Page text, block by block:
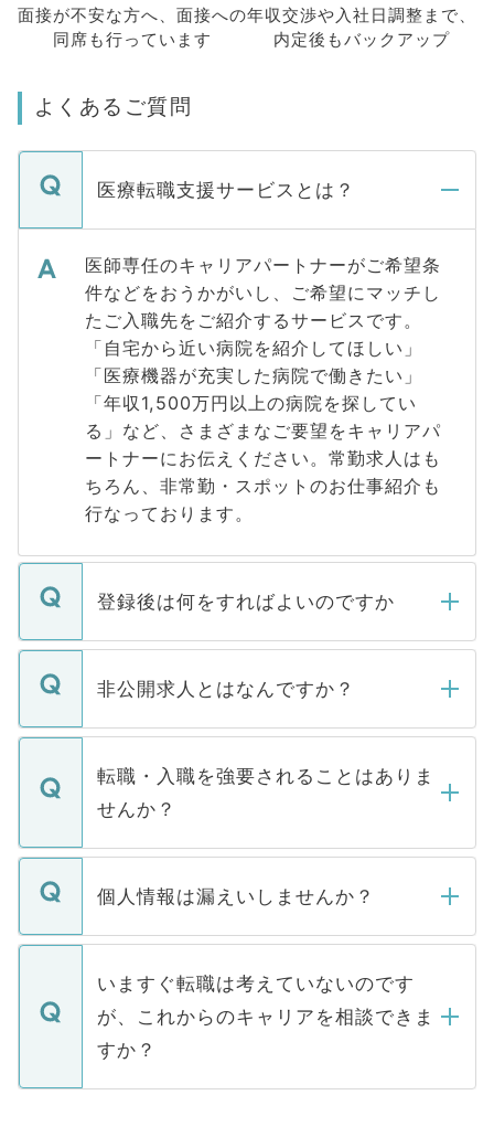
面接が不安な方へ、 面接への
同席も行っています
年収交渉や入社日調整まで、
内定後もバックアップ
よくあるご質問
医療転職支援サービスとは？
医師専任のキャリアパートナーがご希望条
件などをおうかがいし、ご希望にマッチし
たご入職先をご紹介するサービスです。
「自宅から近い病院を紹介してほしい」
「医療機器が充実した病院で働きたい」
「年収1,500万円以上の病院を探してい
る」など、さまざまなご要望をキャリアパ
ートナーにお伝えください。常勤求人はも
ちろん、非常勤・スポットのお仕事紹介も
行なっております。
登録後は何をすればよいのですか
ご登録いただきましたら、弊社担当者がご
登録内容を確認し、その後メールもしくは
ます。通常、5営業日以内にはご連絡をせて
いただきますので、しばらくお待ちくださ
非公開求人とはなんですか？
マイナビDOCTORで取り扱っている求人の
うち約3割は、Webサイトからご覧いただ
けない「非公開求人」です。非公開求人は
下記の理由によって、一般には公開してい
ません。
■応募殺到を避けるため 人気のある医療機
関を公にしてしまうと、応募が殺到する場
に、医療機関が求める条件に合った人材の
みを人材紹介会社に依頼するケースが増え
ています。
転職・入職を強要されることはありま
せんか？
転職・入職を強要することは一切ありませ
ん。また、仮に応募先から内定をいただい
定を承諾する必要はありません。内定先へ
の辞退の連絡はキャリアパートナーが行い
個人情報は漏えいしませんか？
個人情報が漏えいすることはありませんの
で、ご安心ください。当サイトからの登録
などで収集したご登録者様の個人情報は、
ご本人のキャリアアップおよび転職活動の
支援を目的に使用いたします。お預かりし
ているすべての個人データはご本人の許可
いますぐ転職は考えていないのです
が、これからのキャリアを相談できま
すか？